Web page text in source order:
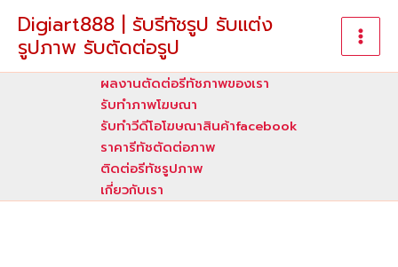
content
Digiart888 | รับรีทัชรูป รับแต่ง
รูปภาพ รับตัดต่อรูป
ผลงานตัดต่อรีทัชภาพของเรา
รับทําภาพโฆษณา
รับทำวีดีโอโฆษณาสินค้าfacebook
ราคารีทัชตัดต่อภาพ
ติดต่อรีทัชรูปภาพ
เกี่ยวกับเรา